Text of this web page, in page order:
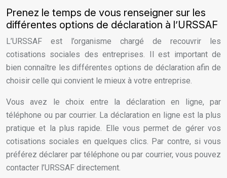
Prenez le temps de vous renseigner sur les
différentes options de déclaration à l’URSSAF
L’URSSAF est l’organisme chargé de recouvrir les
cotisations sociales des entreprises. Il est important de
bien connaître les différentes options de déclaration afin de
choisir celle qui convient le mieux à votre entreprise.
Vous avez le choix entre la déclaration en ligne, par
téléphone ou par courrier. La déclaration en ligne est la plus
pratique et la plus rapide. Elle vous permet de gérer vos
cotisations sociales en quelques clics. Par contre, si vous
préférez déclarer par téléphone ou par courrier, vous pouvez
contacter l’URSSAF directement.